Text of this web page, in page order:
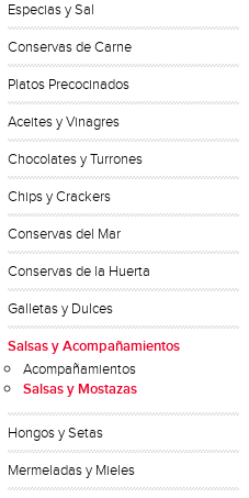
Especias y Sal
Conservas de Carne
Platos Precocinados
Aceites y Vinagres
Chocolates y Turrones
Chips y Crackers
Conservas del Mar
Conservas de la Huerta
Galletas y Dulces
Salsas y Acompañamientos
Acompañamientos
Salsas y Mostazas
Hongos y Setas
Mermeladas y Mieles